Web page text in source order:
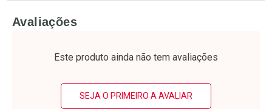
Laboratório
Por Menos Laboratório
Por Menos
Avaliações
Este produto ainda não tem avaliações
SEJA O PRIMEIRO A AVALIAR